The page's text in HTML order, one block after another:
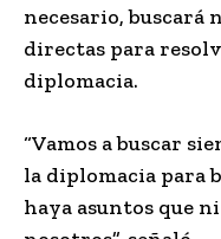
necesario, buscará
directas para
diplomacia.
“Vamos a buscar
la diplomacia para
haya asuntos que